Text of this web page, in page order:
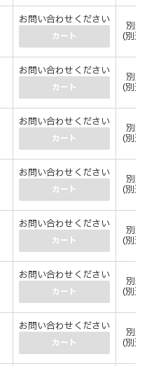
お問い合わせください
カート
別途
(別途
お問い合わせください
カート
別途
(別途
お問い合わせください
カート
別途
(別途
お問い合わせください
カート
別途
(別途
お問い合わせください
カート
別途
(別途
お問い合わせください
カート
別途
(別途
お問い合わせください
カート
別途
(別途